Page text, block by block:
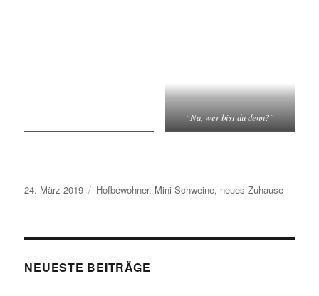
“Na, wer bist du denn?”
Veröffentlicht
24. März 2019 Schlagwörter
Hofbewohner, Mini-Schweine, neues Zuhause
NEUESTE BEITRÄGE